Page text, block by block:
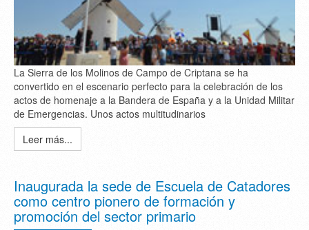
La Sierra de los Molinos de Campo de Criptana se ha
convertido en el escenario perfecto para la celebración de los
actos de homenaje a la Bandera de España y a la Unidad Militar
de Emergencias. Unos actos multitudinarios
Leer más...
Inaugurada la sede de Escuela de Catadores
como centro pionero de formación y
promoción del sector primario